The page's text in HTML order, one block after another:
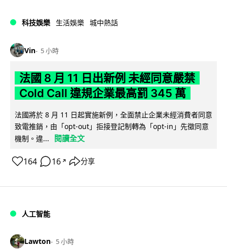
科技娛樂 生活娛樂 城中熱話
Vin 5 小時
法國 8 月 11 日出新例 未經同意嚴禁
Cold Call 違規企業最高罰 345 萬
法國將於 8 月 11 日起實施新例，全面禁止企業未經消費者同意
致電推銷，由「opt-out」拒接登記制轉為「opt-in」先徵同意
機制。違...
閱讀全文
164 16 ↗ 分享
人工智能
Lawton 5 小時